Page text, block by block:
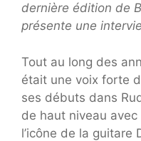
dernière édition de
présente une
Tout au long des
était une voix forte
ses débuts dans
de haut niveau
l’icône de la guitare